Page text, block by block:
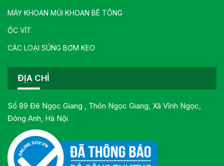
MÁY KHOAN MŨI KHOAN BÊ TÔNG
ỐC VÍT
CÁC LOẠI SÚNG BƠM KEO
ĐỊA CHỈ
Số 89 Đê Ngọc Giang , Thôn Ngọc Giang, Xã Vĩnh Ngọc,
Đông Anh, Hà Nội